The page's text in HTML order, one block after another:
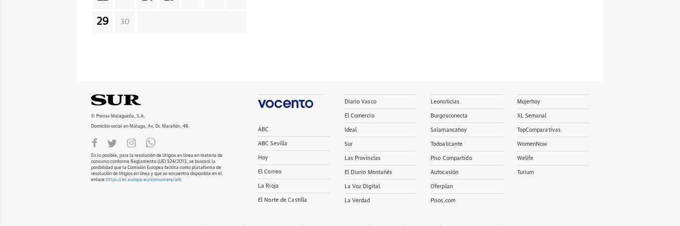
29 30
© Prensa Malagueña, S.A.
Domicilio social en Málaga, Av. Dr. Marañón, 48.
En lo posible, para la resolución de litigios en línea en materia de
consumo conforme Reglamento (UE) 524/2013, se buscará la
posibilidad que la Comisión Europea facilita como plataforma de
resolución de litigios en línea y que se encuentra disponible en el
enlace https://ec.europa.eu/consumers/odr.
ABC
ABC Sevilla
Hoy
El Correo
La Rioja
El Norte de Castilla
Diario Vasco
El Comercio
Ideal
Sur
Las Provincias
El Diario Montañés
La Voz Digital
La Verdad
Leonoticias
Burgosconecta
Salamancahoy
Todoalicante
Piso Compartido
Autocasión
Oferplan
Pisos.com
Mujerhoy
XL Semanal
TopComparativas
WomenNow
Welife
Turium